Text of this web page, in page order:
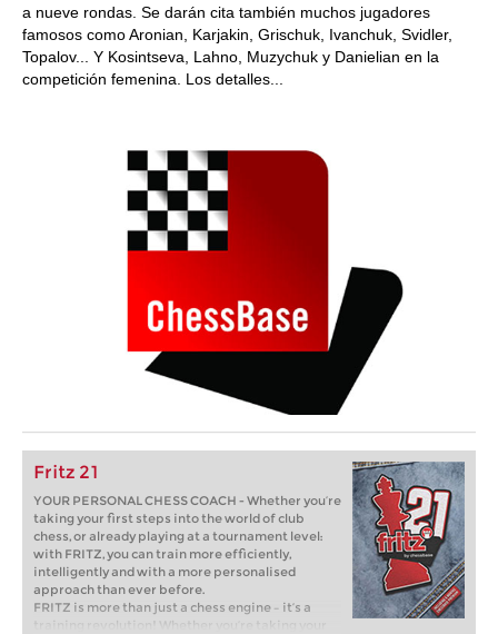
a nueve rondas. Se darán cita también muchos jugadores
famosos como Aronian, Karjakin, Grischuk, Ivanchuk, Svidler,
Topalov... Y Kosintseva, Lahno, Muzychuk y Danielian en la
competición femenina. Los detalles...
Fritz 21
YOUR PERSONAL CHESS COACH - Whether you’re
taking your first steps into the world of club
chess, or already playing at a tournament level:
with FRITZ, you can train more efficiently,
intelligently and with a more personalised
approach than ever before.
FRITZ is more than just a chess engine – it’s a
training revolution! Whether you’re taking your